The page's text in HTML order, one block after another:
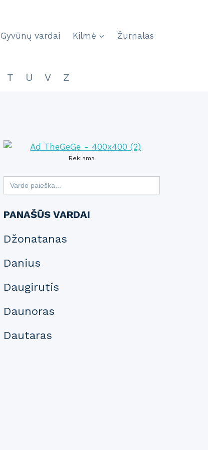
Gyvūnų vardai Kilmė Žurnalas
T U V Z
Reklama
Search
for:
PANAŠŪS VARDAI
Džonatanas
Danius
Daugirutis
Daunoras
Dautaras